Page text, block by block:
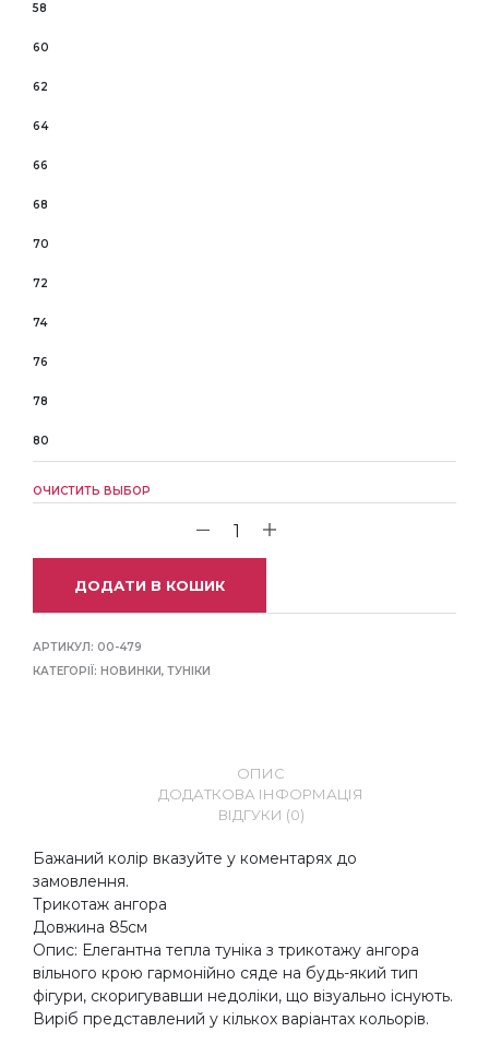
58
60
62
64
66
68
70
72
74
76
78
80
ОЧИСТИТЬ ВЫБОР
ДОДАТИ В КОШИК
АРТИКУЛ: 00-479
КАТЕГОРІЇ: НОВИНКИ, ТУНІКИ
ОПИС
ДОДАТКОВА ІНФОРМАЦІЯ
ВІДГУКИ (0)
Бажаний колір вказуйте у коментарях до
замовлення.
Трикотаж ангора
Довжина 85см
Опис: Елегантна тепла туніка з трикотажу ангора
вільного крою гармонійно сяде на будь-який тип
фігури, скоригувавши недоліки, що візуально існують.
Виріб представлений у кількох варіантах кольорів.